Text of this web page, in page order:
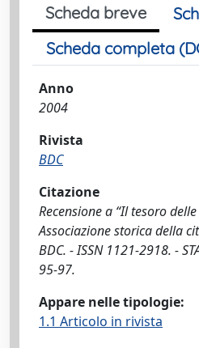
Scheda breve
Scheda completa
Anno
2004
Rivista
BDC
Citazione
Recensione a “Il tesoro
Associazione storica della
BDC. - ISSN 1121-2918. -
95-97.
Appare nelle tipologie:
1.1 Articolo in rivista